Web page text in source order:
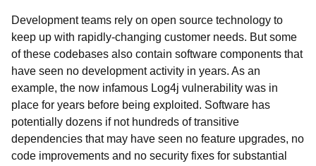
Development teams rely on open source technology to
keep up with rapidly-changing customer needs. But some
of these codebases also contain software components that
have seen no development activity in years. As an
example, the now infamous Log4j vulnerability was in
place for years before being exploited. Software has
potentially dozens if not hundreds of transitive
dependencies that may have seen no feature upgrades, no
code improvements and no security fixes for substantial